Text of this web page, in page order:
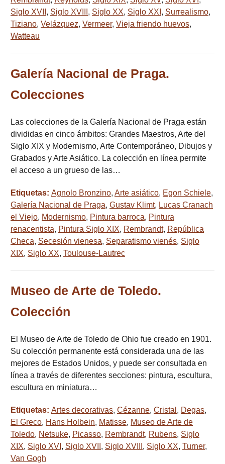
Siglo XVII , Siglo XVIII , Siglo XX, Siglo XXI , Surrealismo,
Tiziano, Velázquez, Vermeer, Vieja friendo huevos,
Watteau
Galería Nacional de Praga.
Colecciones
Las colecciones de la Galería Nacional de Praga están
divididas en cinco ámbitos: Grandes Maestros, Arte del
Siglo XIX y Modernismo, Arte Contemporáneo, Dibujos y
Grabados y Arte Asiático. La colección en línea permite
el acceso a un grueso de las…
Etiquetas: Agnolo Bronzino, Arte asiático, Egon Schiele,
Galería Nacional de Praga, Gustav Klimt, Lucas Cranach
el Viejo, Modernismo, Pintura barroca, Pintura
renacentista, Pintura Siglo XIX, Rembrandt, República
Checa, Secesión vienesa, Separatismo vienés, Siglo
XIX, Siglo XX, Toulouse-Lautrec
Museo de Arte de Toledo.
Colección
El Museo de Arte de Toledo de Ohio fue creado en 1901.
Su colección permanente está considerada una de las
mejores de Estados Unidos, y puede ser consultada en
línea a través de diferentes secciones: pintura, escultura,
escultura en miniatura…
Etiquetas: Artes decorativas, Cézanne, Cristal , Degas,
El Greco, Hans Holbein, Matisse, Museo de Arte de
Toledo, Netsuke, Picasso, Rembrandt, Rubens, Siglo
XIX, Siglo XVI , Siglo XVII , Siglo XVIII , Siglo XX, Turner,
Van Gogh